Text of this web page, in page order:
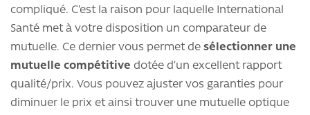
compliqué. C’est la raison pour laquelle International
Santé met à votre disposition un comparateur de
mutuelle. Ce dernier vous permet de sélectionner une
mutuelle compétitive dotée d’un excellent rapport
qualité/prix. Vous pouvez ajuster vos garanties pour
diminuer le prix et ainsi trouver une mutuelle optique